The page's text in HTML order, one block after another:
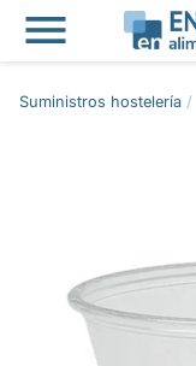

Suministros hostelería